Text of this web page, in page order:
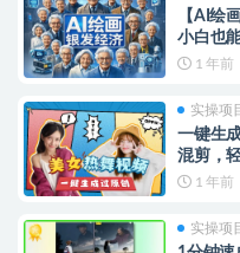
【AI绘
小白也
1 年前
实操项
一键生
混剪，
1 年前
实操项